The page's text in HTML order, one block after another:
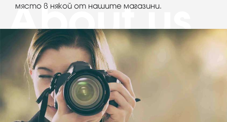
място в някой от нашите магазини.